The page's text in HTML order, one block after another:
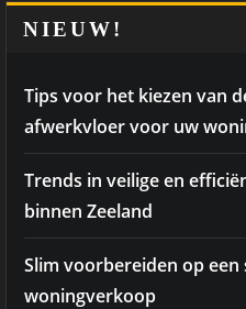
NIEUW!
Tips voor het kiezen van
afwerkvloer voor uw
Trends in veilige en
binnen Zeeland
Slim voorbereiden op een
woningverkoop